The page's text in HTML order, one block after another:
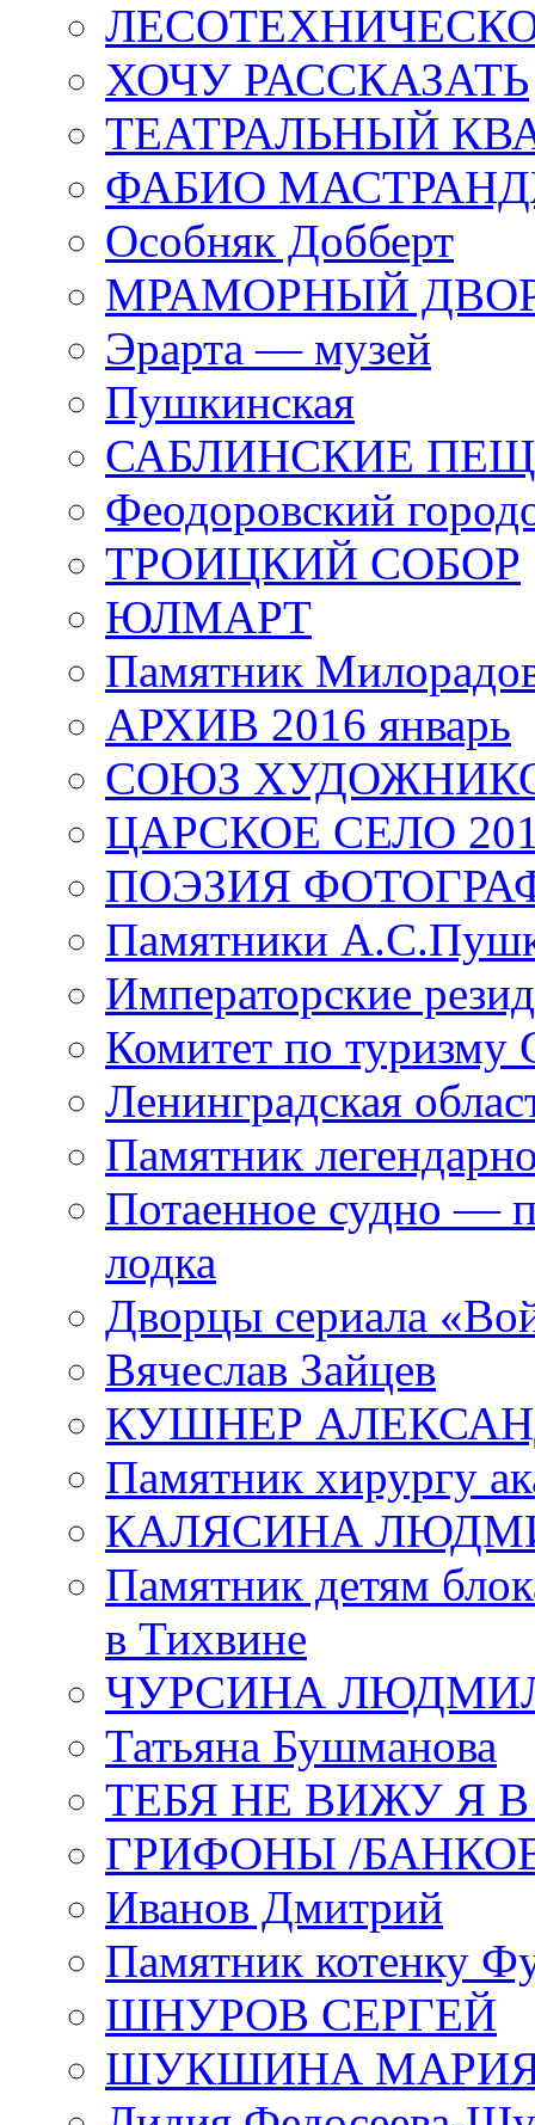
ХОЧУ РАССКАЗАТЬ
ТЕАТРАЛЬНЫЙ
ФАБИО
Особняк Добберт
МРАМОРНЫЙ
Эрарта — музей
Пушкинская
САБЛИНСКИЕ
Феодоровский
ТРОИЦКИЙ СОБОР
ЮЛМАРТ
Памятник
АРХИВ 2016 январь
СОЮЗ
ЦАРСКОЕ СЕЛО
ПОЭЗИЯ
Памятники
Императорские
Комитет по туризму
Ленинградская
Памятник
Потаенное судно —
лодка
Дворцы сериала
Вячеслав Зайцев
КУШНЕР
Памятник хирургу
КАЛЯСИНА
Памятник детям
в Тихвине
ЧУРСИНА
Татьяна Бушманова
ТЕБЯ НЕ ВИЖУ Я
ГРИФОНЫ /
Иванов Дмитрий
Памятник котенку
ШНУРОВ СЕРГЕЙ
ШУКШИНА